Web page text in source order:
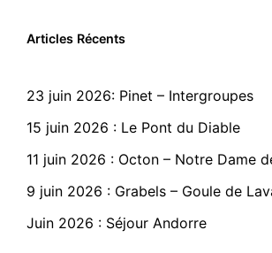
Articles Récents
23 juin 2026: Pinet – Intergroupes
15 juin 2026 : Le Pont du Diable
11 juin 2026 : Octon – Notre Dame
9 juin 2026 : Grabels – Goule de
Juin 2026 : Séjour Andorre